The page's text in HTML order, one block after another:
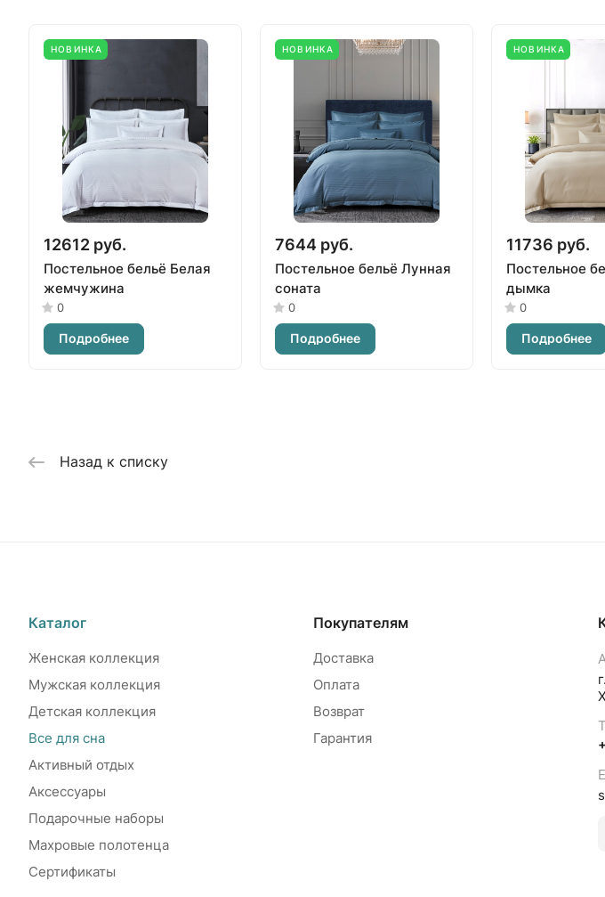
НОВИНКА
12612 руб.
Постельное бельё Белая
жемчужина
0
Подробнее
НОВИНКА
7644 руб.
Постельное бельё Лунная
соната
0
Подробнее
НОВИНКА
11736 руб.
Постельное
дымка
0
Подробнее
Назад к списку
Каталог
Женская коллекция
Мужская коллекция
Детская коллекция
Все для сна
Активный отдых
Аксессуары
Подарочные наборы
Махровые полотенца
Сертификаты
Покупателям
Доставка
Оплата
Возврат
Гарантия